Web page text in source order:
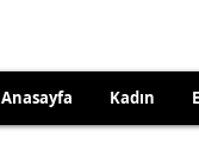
Anasayfa Kadın